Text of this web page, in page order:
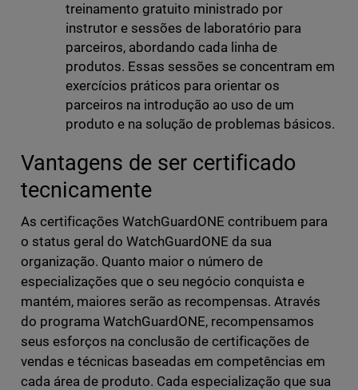
treinamento gratuito ministrado por
instrutor e sessões de laboratório para
parceiros, abordando cada linha de
produtos. Essas sessões se concentram em
exercícios práticos para orientar os
parceiros na introdução ao uso de um
produto e na solução de problemas básicos.
Vantagens de ser certificado
tecnicamente
As certificações WatchGuardONE contribuem para
o status geral do WatchGuardONE da sua
organização. Quanto maior o número de
especializações que o seu negócio conquista e
mantém, maiores serão as recompensas. Através
do programa WatchGuardONE, recompensamos
seus esforços na conclusão de certificações de
vendas e técnicas baseadas em competências em
cada área de produto. Cada especialização que sua